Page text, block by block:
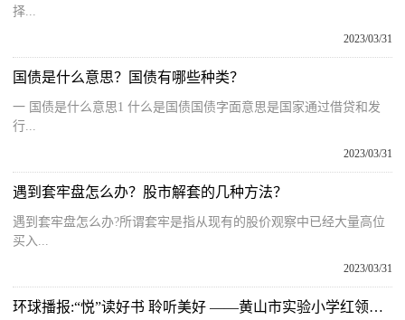
择...
2023/03/31
国债是什么意思？国债有哪些种类？
一 国债是什么意思1 什么是国债国债字面意思是国家通过借贷和发
行...
2023/03/31
遇到套牢盘怎么办？股市解套的几种方法？
遇到套牢盘怎么办?所谓套牢是指从现有的股价观察中已经大量高位
买入...
2023/03/31
环球播报:“悦”读好书 聆听美好 ——黄山市实验小学红领巾广播站邀你一起来“悦”读啦！